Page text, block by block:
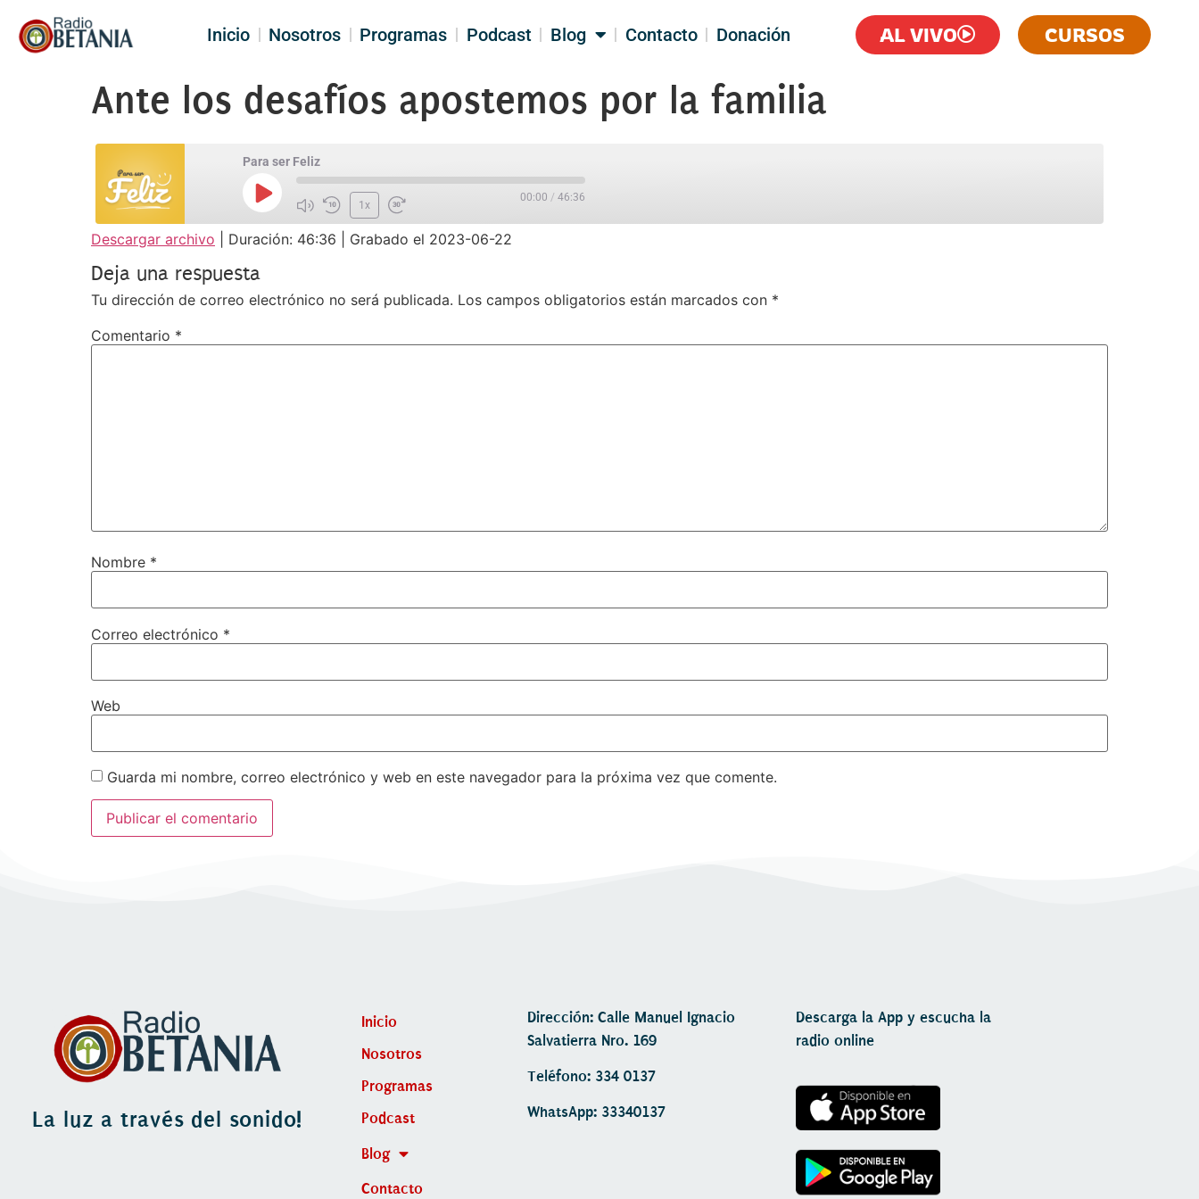
Inicio Nosotros Programas Podcast Blog Contacto Donación AL VIVO CURSOS
Ante los desafíos apostemos por la familia
Para ser Feliz
1x
00:00 / 46:36
SUSCRIBIR COMPARTIR
FEED RSS
COMPARTIR
ENLACE
INCRUSTAR
Descargar archivo Duración: 46:36 Grabado el 2023-06-22
Deja una respuesta
Tu dirección de correo electrónico no será publicada. Los campos obligatorios están marcados con *
Comentario *
Nombre *
Correo electrónico *
Web
Guarda mi nombre, correo electrónico y web en este navegador para la próxima vez que comente.
La luz a través del sonido!
Inicio
Nosotros
Programas
Podcast
Blog
Contacto
Dirección: Calle Manuel Ignacio
Salvatierra Nro. 169
Teléfono: 334 0137
WhatsApp: 33340137
Descarga la App y escucha la
radio online